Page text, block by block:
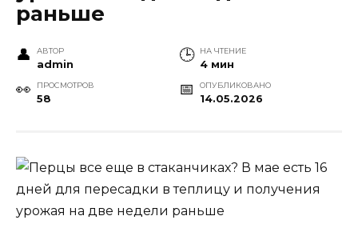
раньше
АВТОР
admin
НА ЧТЕНИЕ
4 мин
ПРОСМОТРОВ
58
ОПУБЛИКОВАНО
14.05.2026